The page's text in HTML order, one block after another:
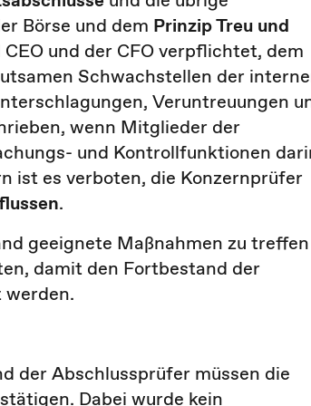
Börse und dem Prinzip Treu und
und der CFO verpflichtet, dem
Schwachstellen der
Veruntreuungen
wenn Mitglieder der
und Kontrollfunktionen
ist es verboten, die Konzernprüfer
.
geeignete Maßnahmen zu treffen
damit den Fortbestand der
der Abschlussprüfer müssen die
Dabei wurde kein